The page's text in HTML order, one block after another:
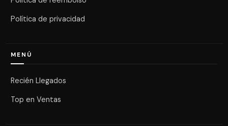
Política de privacidad
MENÚ
Recién Llegados
Top en Ventas